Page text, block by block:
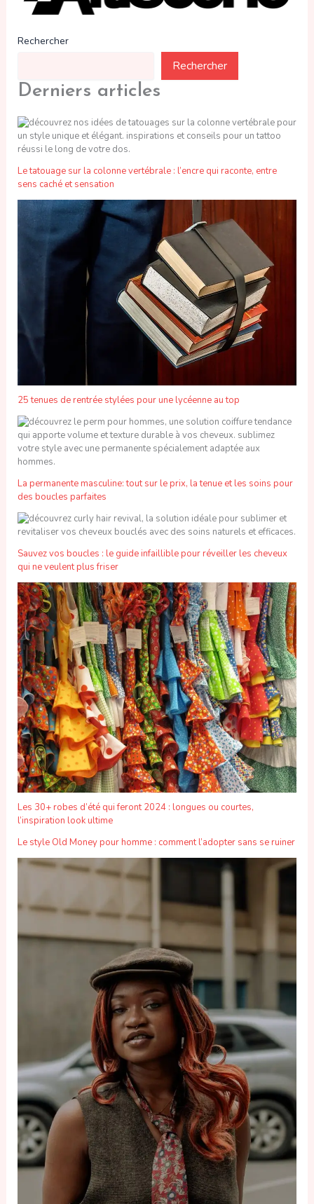
Rechercher
Rechercher
Derniers articles
Le tatouage sur la colonne vertébrale : l’encre qui raconte, entre
sens caché et sensation
25 tenues de rentrée stylées pour une lycéenne au top
La permanente masculine: tout sur le prix, la tenue et les soins pour
des boucles parfaites
Sauvez vos boucles : le guide infaillible pour réveiller les cheveux
qui ne veulent plus friser
Les 30+ robes d’été qui feront 2024 : longues ou courtes,
l’inspiration look ultime
Le style Old Money pour homme : comment l’adopter sans se ruiner